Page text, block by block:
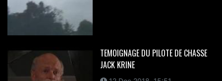
TEMOIGNAGE DU PILOTE DE CHASSE
JACK KRINE